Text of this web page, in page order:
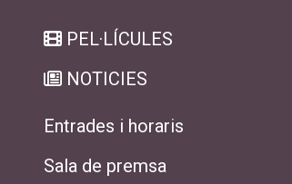
PEL·LÍCULES
NOTICIES
Entrades i horaris
Sala de premsa